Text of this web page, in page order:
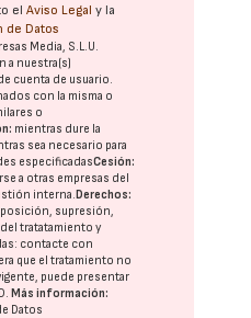
elAviso Legal y la
de Datos
Media, S.L.U.
a nuestra(s)
cuenta de usuario.
con la misma o
o
mientras dure la
sea necesario para
especificadasCesión:
a otras empresas del
interna.Derechos:
supresión,
tratatamiento y
contacte con
que el tratamiento no
puede presentar
.Más información:
Datos